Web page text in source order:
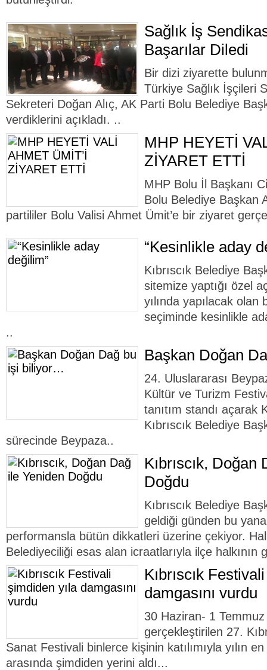
Sağlık İş
Başarılar Diledi
Bir dizi ziyarette
Türkiye Sağlık İşçileri
Sekreteri Doğan Alıç, AK Parti Bolu Belediye
verdiklerini açıkladı. ..
MHP HEYETİ
ZİYARET ETTİ
MHP Bolu İl Başkanı
Bolu Belediye Başkan
partililer Bolu Valisi Ahmet Ümit’e bir ziyaret
“Kesinlikle aday
Kıbrıscık Belediye
sitemize yaptığı özel
yılında yapılacak olan
seçiminde kesinlikle
..
Başkan Doğan
24. Uluslararası
Kültür ve Turizm
tanıtım standı açarak
Kıbrıscık Belediye
sürecinde Beypaza..
Kıbrıscık,
Doğdu
Kıbrıscık Belediye
geldiği günden bu
performansla bütün dikkatleri üzerine çekiyor.
Belediyeciliği esas alan icraatlarıyla ilçe halkının
Kıbrıscık
damgasını vurdu
30 Haziran- 1
gerçekleştirilen 27.
Sanat Festivali binlerce kişinin katılımıyla yılın
arasında şimdiden yerini aldı...